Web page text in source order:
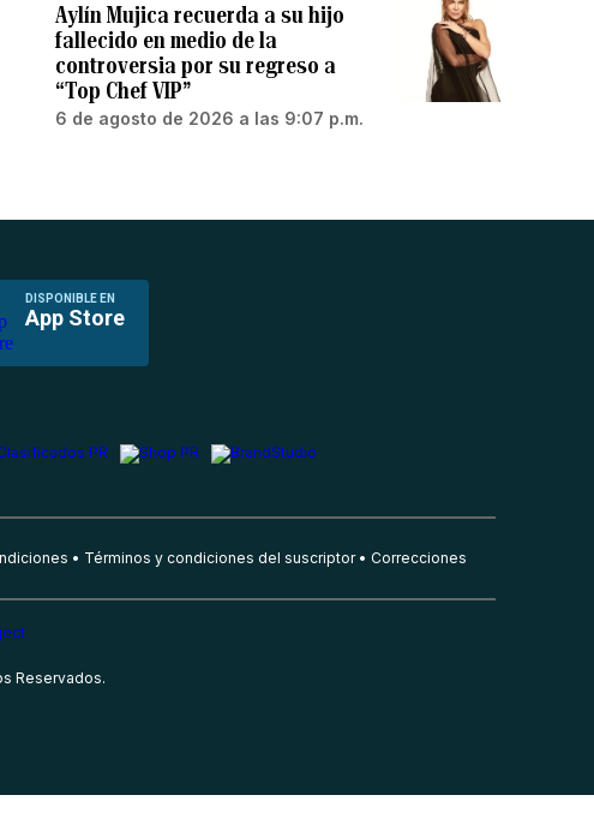
Aylín Mujica recuerda a su hijo
fallecido en medio de la
controversia por su regreso a
“Top Chef VIP”
6 de agosto de 2026 a las 9:07 p.m.
DISPONIBLE EN
App Store
Términos y condiciones del suscriptor Correcciones
Reservados.